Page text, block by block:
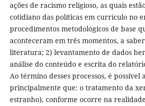
ações de racismo religioso, as quais
cotidiano das políticas em currículo no
procedimentos metodológicos de base
aconteceram em três momentos, a
literatura; 2) levantamento de dados
análise do conteúdo e escrita do
Ao término desses processos, é possível
principalmente que: o tratamento da
estranho), conforme ocorre na